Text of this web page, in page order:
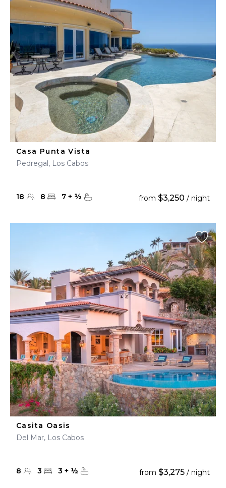
Casa Punta Vista
Pedregal, Los Cabos
18 8 7 + ½ from $3,250 / night
Casita Oasis
Del Mar, Los Cabos
8 3 3 + ½ from $3,275 / night